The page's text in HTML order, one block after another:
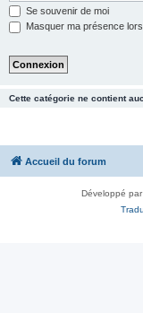
Se souvenir de moi
Masquer ma présence
Cette catégorie ne contient
Accueil du forum
Développé par